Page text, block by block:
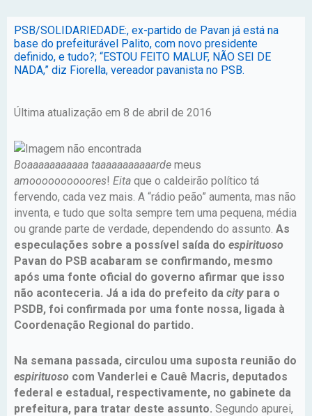
PSB/SOLIDARIEDADE:, ex-partido de Pavan já está na
base do prefeiturável Palito, com novo presidente
definido, e tudo?; “ESTOU FEITO MALUF, NÃO SEI DE
NADA,” diz Fiorella, vereador pavanista no PSB.
Última atualização em 8 de abril de 2016
Boaaaaaaaaaaa taaaaaaaaaaarde meus
amoooooooooores! Eita que o caldeirão político tá
fervendo, cada vez mais. A “rádio peão” aumenta, mas não
inventa, e tudo que solta sempre tem uma pequena, média
ou grande parte de verdade, dependendo do assunto. As
especulações sobre a possível saída do espirituoso
Pavan do PSB acabaram se confirmando, mesmo
após uma fonte oficial do governo afirmar que isso
não aconteceria. Já a ida do prefeito da city para o
PSDB, foi confirmada por uma fonte nossa, ligada à
Coordenação Regional do partido.
Na semana passada, circulou uma suposta reunião do
espirituoso com Vanderlei e Cauê Macris, deputados
federal e estadual, respectivamente, no gabinete da
prefeitura, para tratar deste assunto. Segundo apurei,